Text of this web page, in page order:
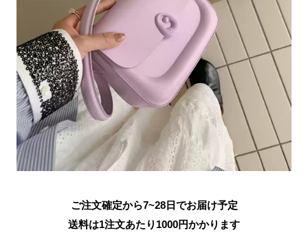
ご注文確定から7~28日でお届け予定
送料は1注文あたり 1000円かかります